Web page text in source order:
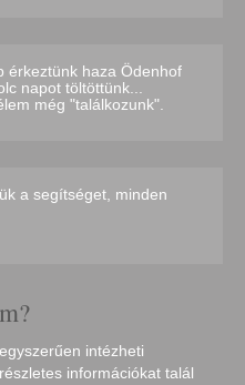
érkeztünk haza Ödenhof
napot töltöttünk...
még "találkozunk".
a segítséget, minden
intézheti
információkat talál